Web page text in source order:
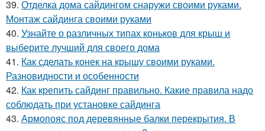
39. Отделка дома сайдингом снаружи своими руками.
Монтаж сайдинга своими руками
40. Узнайте о различных типах коньков для крыш и
выберите лучший для своего дома
41. Как сделать конек на крышу своими руками.
Разновидности и особенности
42. Как крепить сайдинг правильно. Какие правила надо
соблюдать при установке сайдинга
43. Армопояс под деревянные балки перекрытия. В